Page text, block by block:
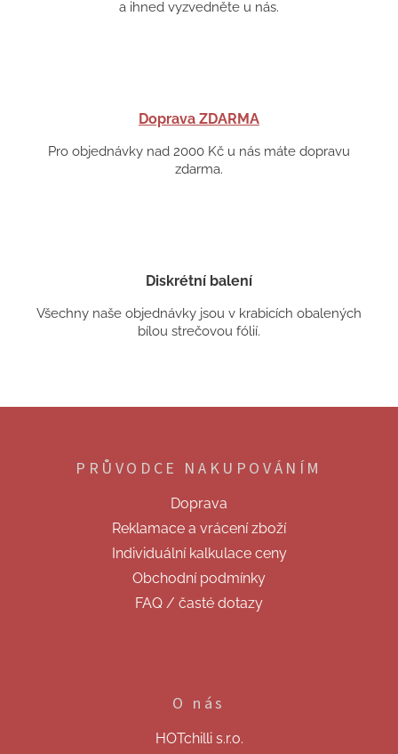
a ihned vyzvedněte u nás.
Doprava ZDARMA
Pro objednávky nad 2000 Kč u nás máte dopravu
zdarma.
Diskrétní balení
Všechny naše objednávky jsou v krabicích obalených
bílou strečovou fólií.
PRŮVODCE NAKUPOVÁNÍM
Doprava
Reklamace a vrácení zboží
Individuální kalkulace ceny
Obchodní podmínky
FAQ / časté dotazy
O nás
HOTchilli s.r.o.